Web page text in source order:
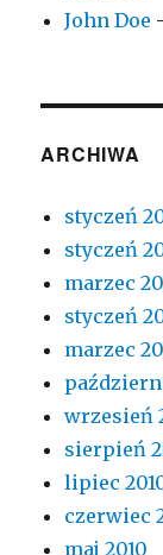
John Doe -
ARCHIWA
styczeń
styczeń
marzec
styczeń
marzec
wrzesień
sierpień
lipiec
czerwiec
maj 2010